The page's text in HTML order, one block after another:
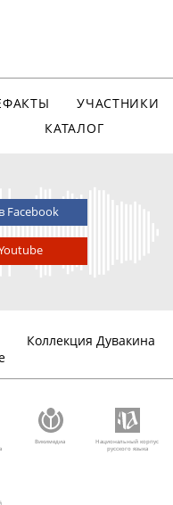
УЧАСТНИКИ
КАТАЛОГ
Facebook
Коллекция Дувакина
Викимедиа
Национальный корпус
русского языка